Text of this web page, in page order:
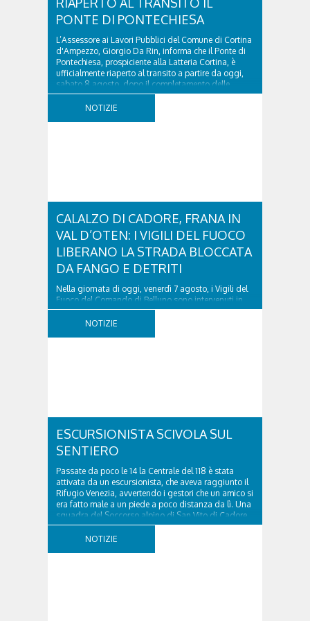
PONTE DI PONTECHIESA
L’Assessore ai Lavori Pubblici del Comune di Cortina
d'Ampezzo, Giorgio Da Rin, informa che il Ponte di
Pontechiesa, prospiciente alla Latteria Cortina, è
ufficialmente riaperto al transito a partire da oggi,
sabato 8 agosto, dopo il completamento delle
verifiche e il positivo collaudo...
NOTIZIE
CALALZO DI CADORE, FRANA IN
VAL D’OTEN: I VIGILI DEL FUOCO
LIBERANO LA STRADA BLOCCATA
DA FANGO E DETRITI
Nella giornata di oggi, venerdì 7 agosto, i Vigili del
Fuoco del Comando di Belluno sono intervenuti in
località Diassa, in Val d’Oten, nel comune di Calalzo
di Cadore, per liberare una strada rimasta bloccata
NOTIZIE
ESCURSIONISTA SCIVOLA SUL
SENTIERO
Passate da poco le 14 la Centrale del 118 è stata
attivata da un escursionista, che aveva raggiunto il
Rifugio Venezia, avvertendo i gestori che un amico si
era fatto male a un piede a poco distanza da lì. Una
squadra del Soccorso alpino di San Vito di Cadore
ha quindi raggiunto l'infortunato...
NOTIZIE